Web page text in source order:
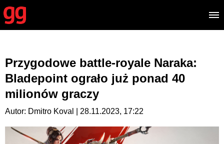
Przygodowe battle-royale Naraka:
Bladepoint ograło już ponad 40
milionów graczy
Autor: Dmitro Koval | 28.11.2023, 17:22